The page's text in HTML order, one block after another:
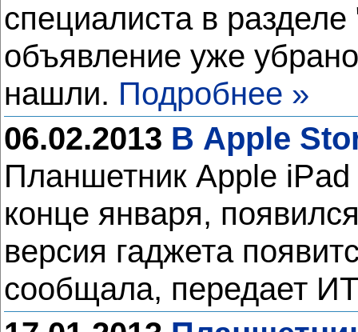
специалиста в
объявление уже
нашли. Подробнее »
06.02.2013 В Apple
Планшетник Apple
конце января,
версия гаджета
сообщала, передает